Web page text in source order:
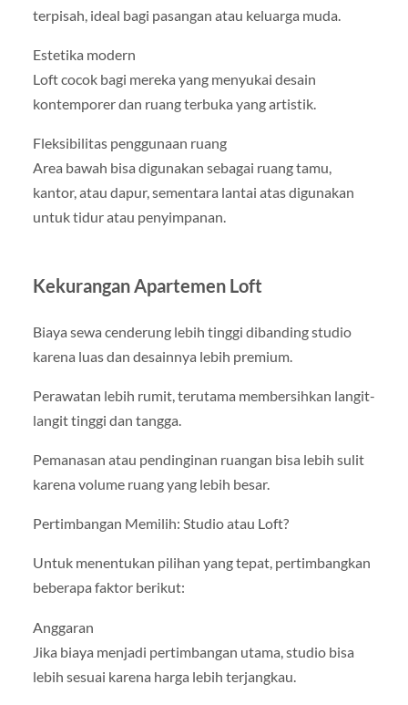
terpisah, ideal bagi pasangan atau keluarga muda.
Estetika modern
Loft cocok bagi mereka yang menyukai desain
kontemporer dan ruang terbuka yang artistik.
Fleksibilitas penggunaan ruang
Area bawah bisa digunakan sebagai ruang tamu,
kantor, atau dapur, sementara lantai atas digunakan
untuk tidur atau penyimpanan.
Kekurangan Apartemen Loft
Biaya sewa cenderung lebih tinggi dibanding studio
karena luas dan desainnya lebih premium.
Perawatan lebih rumit, terutama membersihkan langit-
langit tinggi dan tangga.
Pemanasan atau pendinginan ruangan bisa lebih sulit
karena volume ruang yang lebih besar.
Pertimbangan Memilih: Studio atau Loft?
Untuk menentukan pilihan yang tepat, pertimbangkan
beberapa faktor berikut:
Anggaran
Jika biaya menjadi pertimbangan utama, studio bisa
lebih sesuai karena harga lebih terjangkau.